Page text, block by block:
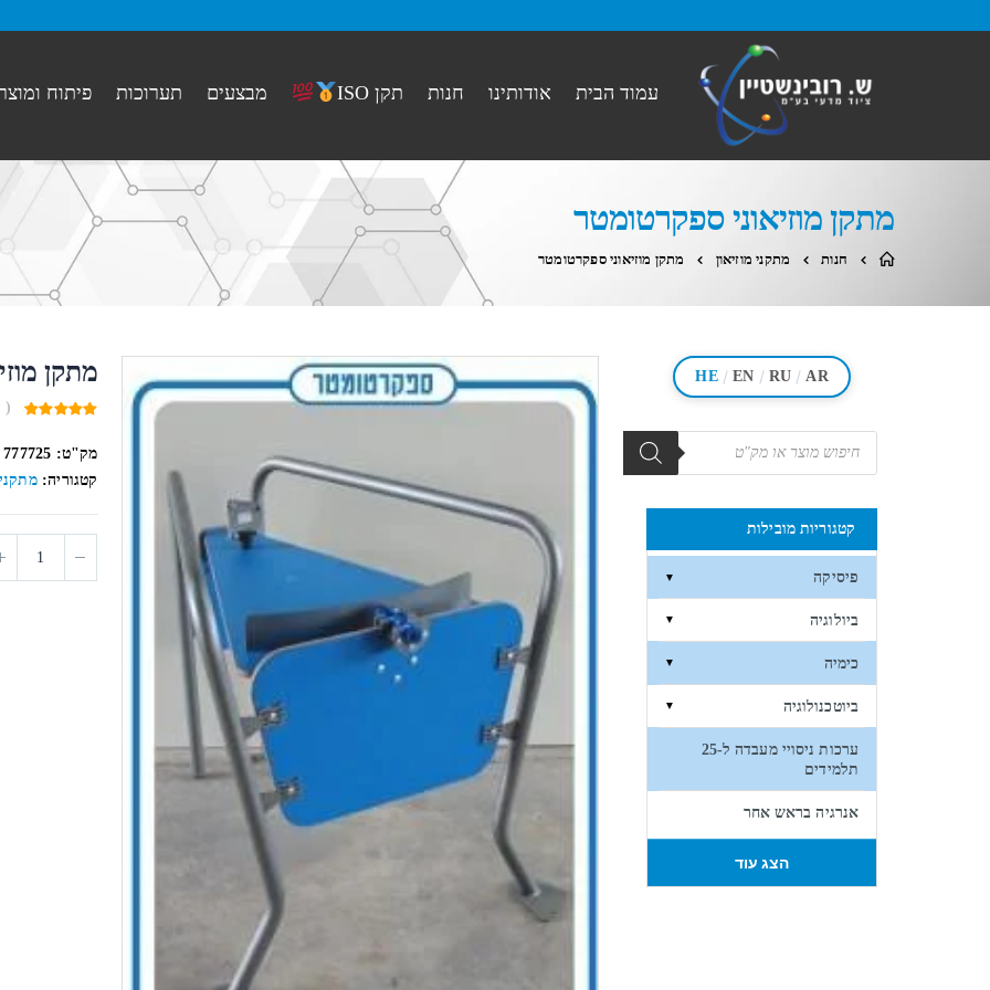
עמוד הבית אודותינו חנות תקן ISO מבצעים תערוכות פיתוח
מתקן מוזיאוני ספקרטומטר
חנות מתקני מוזיאון מתקן מוזיאוני ספקרטומטר
מתקן
out
of
5
(
מק"ט: 777725
קטגוריה:
HE / EN / RU / AR
מוצרים
search
קטגוריות מובילות
פיסיקה ▼
ביולוגיה ▼
כימיה ▼
ביוטכנולוגיה ▼
ערכות ניסויי מעבדה ל-25
תלמידים
אנרגיה בראש אחר
הצג עוד